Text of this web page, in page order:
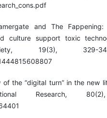
and The Fappening:
culture support toxic
19(3), 329-
of the “digital turn” in the new
Research,